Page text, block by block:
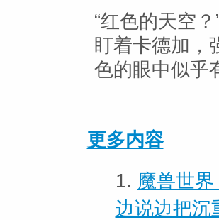
“红色的天空
盯着卡德加，
色的眼中似乎
更多内容
1. 魔兽世
边说边把沉